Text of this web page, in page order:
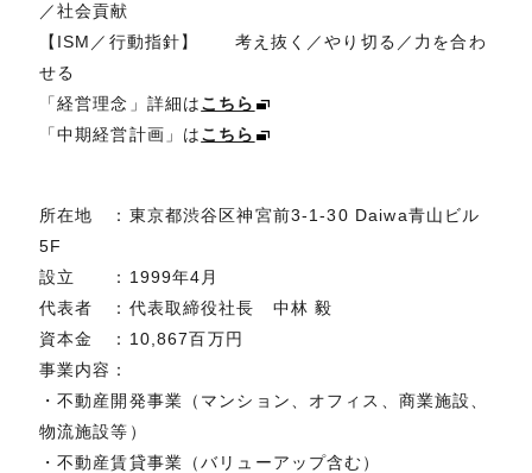
／社会貢献
【ISM／行動指針】 考え抜く／やり切る／力を合わ
せる
「経営理念」詳細はこちら
「中期経営計画」はこちら
所在地 ：東京都渋谷区神宮前3-1-30 Daiwa青山ビル
5F
設立 ：1999年4月
代表者 ：代表取締役社長 中林 毅
資本金 ：10,867百万円
事業内容：
・不動産開発事業（マンション、オフィス、商業施設、
物流施設等）
・不動産賃貸事業（バリューアップ含む）